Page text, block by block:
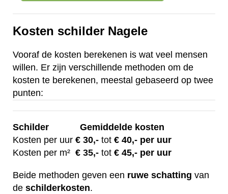
Kosten schilder Nagele
Vooraf de kosten berekenen is wat veel mensen
willen. Er zijn verschillende methoden om de
kosten te berekenen, meestal gebaseerd op twee
punten:
Schilder
Gemiddelde kosten
Kosten per uur € 30,- tot € 40,- per uur
Kosten per m² € 35,- tot € 45,- per uur
Beide methoden geven een ruwe schatting van
de schilderkosten.